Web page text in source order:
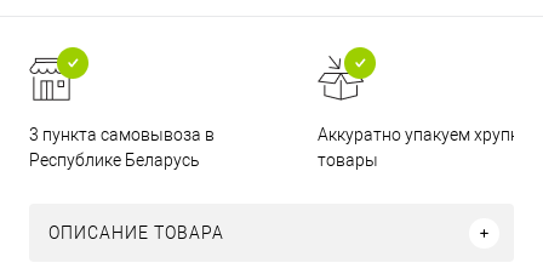
3 пункта самовывоза в
Республике Беларусь
Аккуратно упакуем хрупкие
товары
ОПИСАНИЕ ТОВАРА